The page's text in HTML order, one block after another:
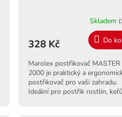
Skladem
328 Kč Do
Marolex postřikovač
2000 je praktický a
postřikovač pro vaši zahradu.
Ideální pro postřik rostlin,